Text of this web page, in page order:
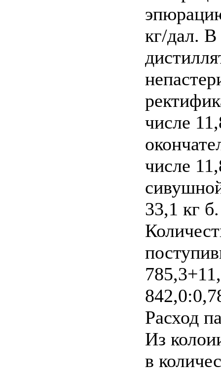
кг/дал.
числе
числе
33,1 кг
Расход
Из
в